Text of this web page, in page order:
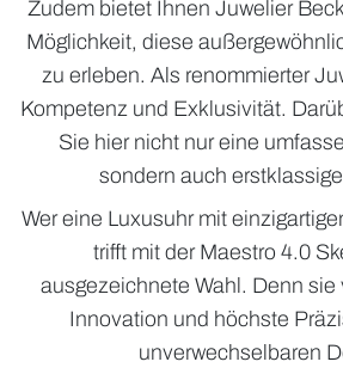
Zudem bietet Ihnen Juwelier
Möglichkeit, diese
zu erleben. Als renommierter
Kompetenz und Exklusivität.
Sie hier nicht nur eine
sondern auch
Wer eine Luxusuhr mit
trifft mit der Maestro 4.0
ausgezeichnete Wahl. Denn sie
Innovation und höchste
unverwechselbaren